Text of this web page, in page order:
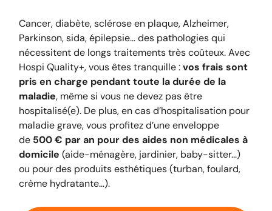
Cancer, diabète, sclérose en plaque, Alzheimer,
Parkinson, sida, épilepsie… des pathologies qui
nécessitent de longs traitements très coûteux. Avec
Hospi Quality+, vous êtes tranquille :vos frais sont
pris en charge pendant toute la durée de la
maladie, même si vous ne devez pas être
hospitalisé(e). De plus, en cas d’hospitalisation pour
maladie grave, vous profitez d’une enveloppe
de 500 € par an pour des aides non médicales à
domicile (aide-ménagère, jardinier, baby-sitter...)
ou pour des produits esthétiques (turban, foulard,
crème hydratante…).